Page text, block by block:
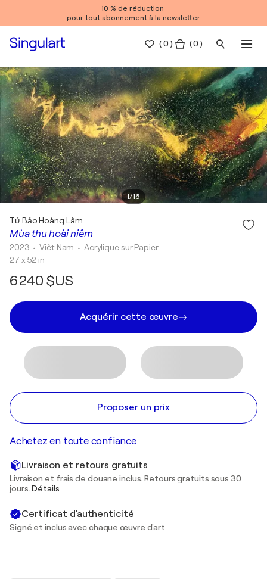
10 % de réduction
pour tout abonnement à la newsletter
(0 ) ( 0 )
1/16
Mùa thu hoài niệm
Tứ Bảo Hoàng Lâm
2023 • Viêt Nam • Acrylique sur Papier
27 x 52 in
6 240 $US
Acquérir cette œuvre
Proposer un prix
Achetez en toute confiance
Livraison et retours gratuits
Livraison et frais de douane inclus. Retours gratuits sous 30
jours.Détails
Certificat d'authenticité
Signé et inclus avec chaque œuvre d'art